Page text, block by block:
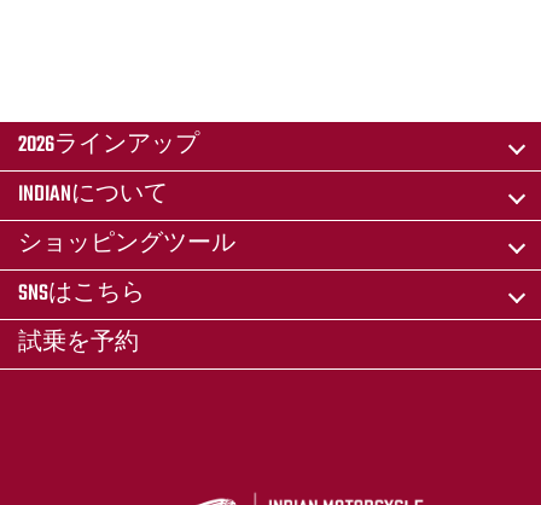
2026ラインアップ
INDIANについて
ショッピングツール
SNSはこちら
試乗を予約